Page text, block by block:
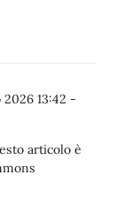
13:42 -
articolo è